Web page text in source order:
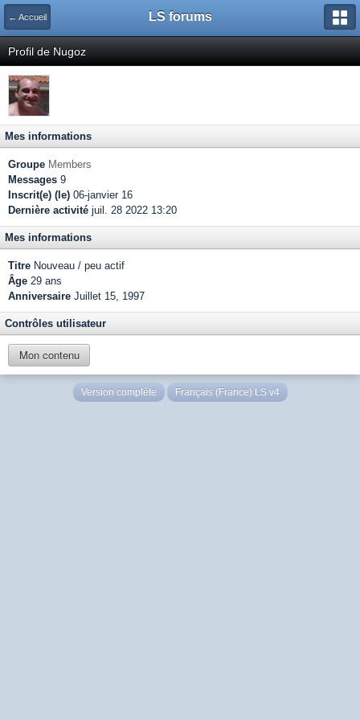
← Accueil LS forums
Profil de Nugoz
Mes informations
Groupe Members
Messages 9
Inscrit(e) (le) 06-janvier 16
Dernière activité juil. 28 2022 13:20
Mes informations
Titre Nouveau / peu actif
Âge 29 ans
Anniversaire Juillet 15, 1997
Contrôles utilisateur
Mon contenu
Version complète Français (France) LS v4